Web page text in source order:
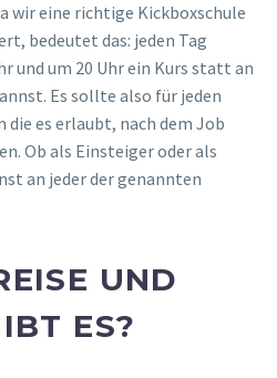
wir eine richtige Kickboxschule
bedeutet das: jeden Tag
und um 20 Uhr ein Kurs statt an
Es sollte also für jeden
es erlaubt, nach dem Job
Ob als Einsteiger oder als
an jeder der genannten
UND
ES?